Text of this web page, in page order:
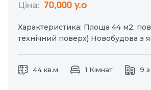
Ціна: 70,000 у.о
Характеристика: Площа 44 м2,
технічний поверх) Новобудова з
технікою.
44 кв.м 1 Кімнат 9